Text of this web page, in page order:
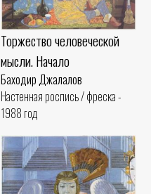
Торжество человеческой
мысли. Начало
Баходир Джалалов
Настенная роспись / фреска -
1988 год